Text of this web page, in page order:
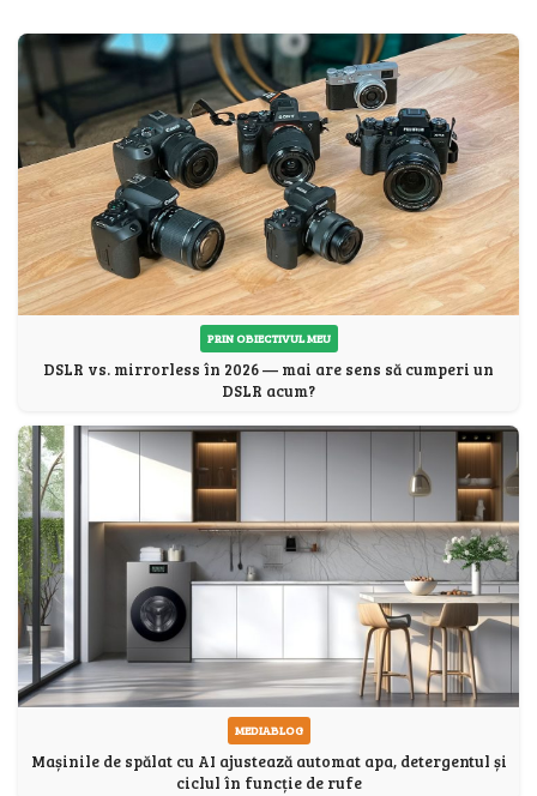
PRIN OBIECTIVUL MEU
DSLR vs. mirrorless în 2026 — mai are sens să cumperi un
DSLR acum?
MEDIABLOG
Mașinile de spălat cu AI ajustează automat apa, detergentul și
ciclul în funcție de rufe